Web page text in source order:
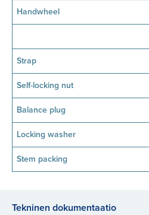
Handwheel
Strap
Self-locking nut
Balance plug
Locking washer
Stem packing
Tekninen dokumentaatio